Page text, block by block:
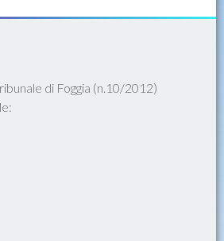
di Foggia (n.10/2012)